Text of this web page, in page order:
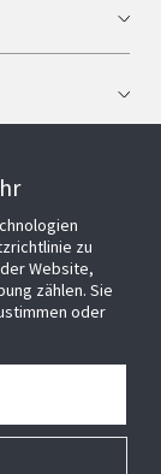
zu
Website,
zählen. Sie
oder